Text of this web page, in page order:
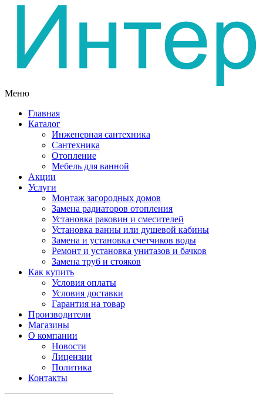
Меню
Главная
Каталог
Инженерная сантехника
Сантехника
Отопление
Мебель для ванной
Акции
Услуги
Монтаж загородных домов
Замена радиаторов отопления
Установка раковин и смесителей
Установка ванны или душевой кабины
Замена и установка счетчиков воды
Ремонт и установка унитазов и бачков
Замена труб и стояков
Как купить
Условия оплаты
Условия доставки
Гарантия на товар
Производители
Магазины
О компании
Новости
Лицензии
Политика
Контакты